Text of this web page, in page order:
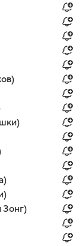
Зонг)